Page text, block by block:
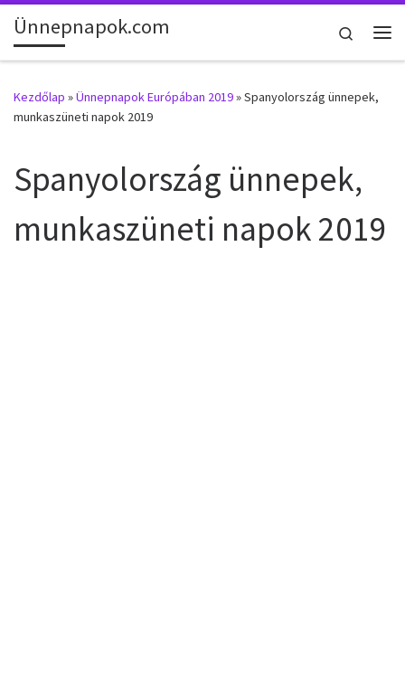
Skip to content
Ünnepnapok.com
Search
Kezdőlap »Ünnepnapok Európában 2019»Spanyolország ünnepek,
munkaszüneti napok 2019
Spanyolország ünnepek,
munkaszüneti napok 2019